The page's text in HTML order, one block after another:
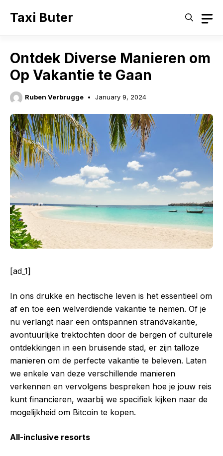
Taxi Buter
Ontdek Diverse Manieren om
Op Vakantie te Gaan
Ruben Verbrugge January 9, 2024
[ad_1]
In ons drukke en hectische leven is het essentieel om
af en toe een welverdiende vakantie te nemen. Of je
nu verlangt naar een ontspannen strandvakantie,
avontuurlijke trektochten door de bergen of culturele
ontdekkingen in een bruisende stad, er zijn talloze
manieren om de perfecte vakantie te beleven. Laten
we enkele van deze verschillende manieren
verkennen en vervolgens bespreken hoe je jouw reis
kunt financieren, waarbij we specifiek kijken naar de
mogelijkheid om Bitcoin te kopen.
All-inclusive resorts